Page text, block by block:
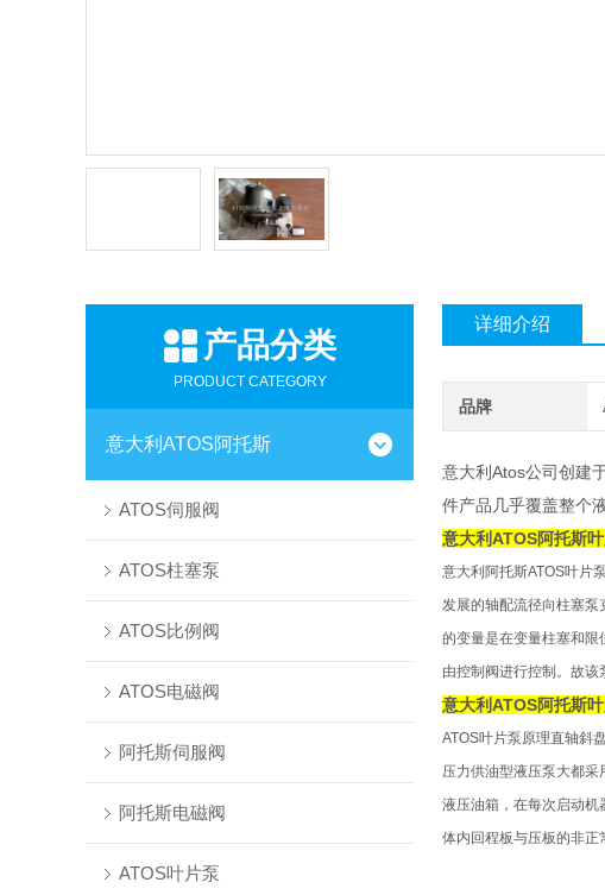
产品分类
PRODUCT CATEGORY
意大利ATOS阿托斯
ATOS伺服阀
ATOS柱塞泵
ATOS比例阀
ATOS电磁阀
阿托斯伺服阀
阿托斯电磁阀
ATOS叶片泵
详细介绍
品牌
意大利Atos公司创建
件产品几乎覆盖整个
意大利ATOS阿托斯
意大利阿托斯ATOS叶片
发展的轴配流径向柱塞泵
的变量是在变量柱塞和限
由控制阀进行控制 。故该
意大利ATOS阿托斯
ATOS叶片泵原理直轴斜
压力供油型液压泵大都
液压油箱，在每次启动
体内 回程板与压板的非正